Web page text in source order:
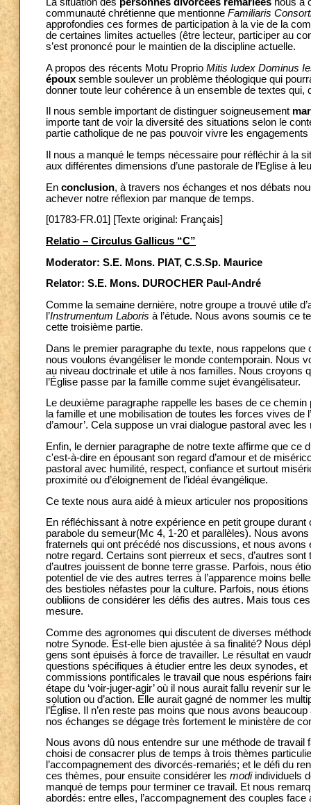
communauté chrétienne que mentionne Familiaris
approfondies ces formes de participation à la vie de la
de certaines limites actuelles (être lecteur, participer au
s’est prononcé pour le maintien de la discipline actuelle.
A propos des récents Motu Proprio Mitis Iudex Dominus
époux semble soulever un problème théologique qui
donner toute leur cohérence à un ensemble de textes qui,
Il nous semble important de distinguer soigneusement
importe tant de voir la diversité des situations selon le
partie catholique de ne pas pouvoir vivre les
Il nous a manqué le temps nécessaire pour réfléchir à la
aux différentes dimensions d’une pastorale de l’Eglise à
En conclusion, à travers nos échanges et nos débats
achever notre réflexion par manque de temps.
[01783-FR.01] [Texte original: Français]
Relatio – Circulus Gallicus “C”
Moderator: S.E. Mons. PIAT, C.S.Sp. Maurice
Relator: S.E. Mons. DUROCHER Paul-André
Comme la semaine dernière, notre groupe a trouvé utile
l’Instrumentum Laboris à l’étude. Nous avons soumis ce
cette troisième partie.
Dans le premier paragraphe du texte, nous rappelons
nous voulons évangéliser le monde contemporain. Nous
au niveau doctrinale et utile à nos familles. Nous croyons
l’Église passe par la famille comme sujet évangélisateur.
Le deuxième paragraphe rappelle les bases de ce
la famille et une mobilisation de toutes les forces vives
d’amour’. Cela suppose un vrai dialogue pastoral avec
Enfin, le dernier paragraphe de notre texte affirme que
c'est-à-dire en épousant son regard d’amour et de
pastoral avec humilité, respect, confiance et surtout
proximité ou d’éloignement de l’idéal évangélique.
Ce texte nous aura aidé à mieux articuler nos propositions
En réfléchissant à notre expérience en petit groupe
parabole du semeur(Mc 4, 1-20 et parallèles). Nous
fraternels qui ont précédé nos discussions, et nous avons
notre regard. Certains sont pierreux et secs, d’autres
d’autres jouissent de bonne terre grasse. Parfois, nous
potentiel de vie des autres terres à l’apparence moins
des bestioles néfastes pour la culture. Parfois, nous
oubliions de considérer les défis des autres. Mais tous
mesure.
Comme des agronomes qui discutent de diverses
notre Synode. Est-elle bien ajustée à sa finalité? Nous
gens sont épuisés à force de travailler. Le résultat en
questions spécifiques à étudier entre les deux synodes,
commissions pontificales le travail que nous espérions
étape du ‘voir-juger-agir’ où il nous aurait fallu revenir
solution ou d’action. Elle aurait gagné de nommer les
l’Église. Il n’en reste pas moins que nous avons
nos échanges se dégage très fortement le ministère de
Nous avons dû nous entendre sur une méthode de
choisi de consacrer plus de temps à trois thèmes
l’accompagnement des divorcés-remariés; et le défi du
ces thèmes, pour ensuite considérer les modi individuels
manqué de temps pour terminer ce travail. Et nous
abordés: entre elles, l’accompagnement des couples